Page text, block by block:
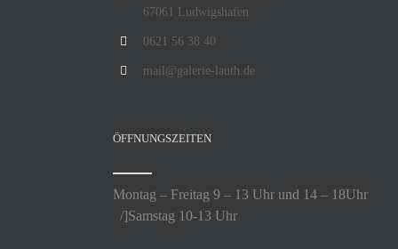
67061 Ludwigshafen
0621 56 38 40
mail@galerie-lauth.de
ÖFFNUNGSZEITEN
Montag – Freitag 9 – 13 Uhr und 14 – 18Uhr
/]Samstag 10-13 Uhr